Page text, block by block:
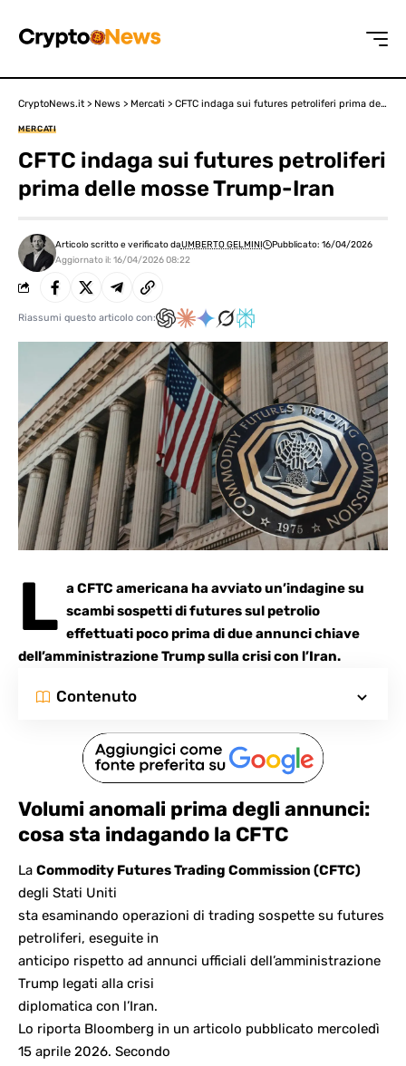
CryptoNews.it > News > Mercati > CFTC indaga sui futures petroliferi prima delle mosse Trump-Iran
MERCATI
CFTC indaga sui futures petroliferi
prima delle mosse Trump-Iran
Aggiornato il: 16/04/2026 08:22
Articolo scritto e verificato daUMBERTO GELMINI Pubblicato: 16/04/2026
Riassumi questo articolo con:
L a CFTC americana ha avviato un’indagine su
scambi sospetti di futures sul petrolio
effettuati poco prima di due annunci chiave
dell’amministrazione Trump sulla crisi con l’Iran.
Contenuto
Volumi anomali prima degli annunci:
cosa sta indagando la CFTC
La Commodity Futures Trading Commission (CFTC)
degli Stati Uniti
sta esaminando operazioni di trading sospette su futures
petroliferi, eseguite in
anticipo rispetto ad annunci ufficiali dell’amministrazione
Trump legati alla crisi
diplomatica con l’Iran.
Lo riporta Bloomberg in un articolo pubblicato mercoledì
15 aprile 2026. Secondo